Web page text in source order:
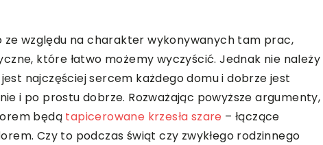
ze względu na charakter wykonywanych tam prac,
które łatwo możemy wyczyścić. Jednak nie należy
najczęściej sercem każdego domu i dobrze jest
i po prostu dobrze. Rozważając powyższe argumenty,
będą tapicerowane krzesła szare – łączące
Czy to podczas świąt czy zwykłego rodzinnego